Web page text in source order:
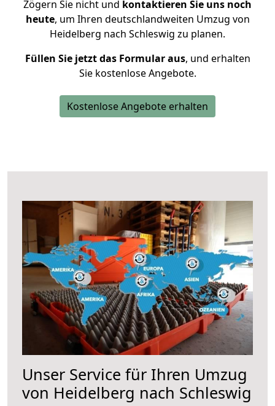
Zögern Sie nicht und kontaktieren Sie uns noch
heute, um Ihren deutschlandweiten Umzug von
Heidelberg nach Schleswig zu planen.
Füllen Sie jetzt das Formular aus, und erhalten
Sie kostenlose Angebote.
Kostenlose Angebote erhalten
Unser Service für Ihren Umzug
von Heidelberg nach Schleswig